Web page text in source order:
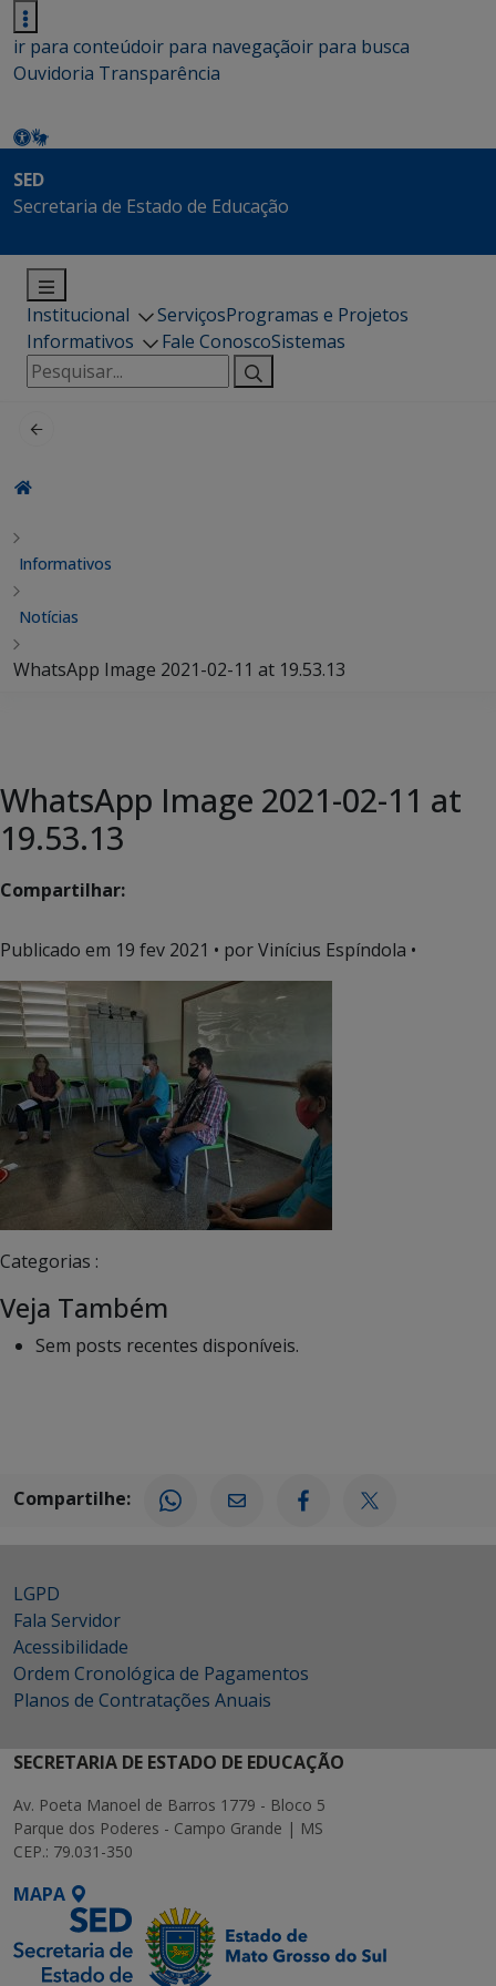
ir para conteúdoir para navegaçãoir para busca
Ouvidoria Transparência
SED
Secretaria de Estado de Educação
Institucional ServiçosProgramas e Projetos
Informativos
Fale ConoscoSistemas
Pesquisar
por:
Informativos
Notícias
WhatsApp Image 2021-02-11 at 19.53.13
WhatsApp Image 2021-02-11 at
19.53.13
Compartilhar:
Publicado em 19 fev 2021 • por Vinícius Espíndola •
Categorias :
Veja Também
Sem posts recentes disponíveis.
Compartilhe:
LGPD
Fala Servidor
Acessibilidade
Ordem Cronológica de Pagamentos
Planos de Contratações Anuais
SECRETARIA DE ESTADO DE EDUCAÇÃO
Av. Poeta Manoel de Barros 1779 - Bloco 5
Parque dos Poderes - Campo Grande | MS
CEP.: 79.031-350
MAPA